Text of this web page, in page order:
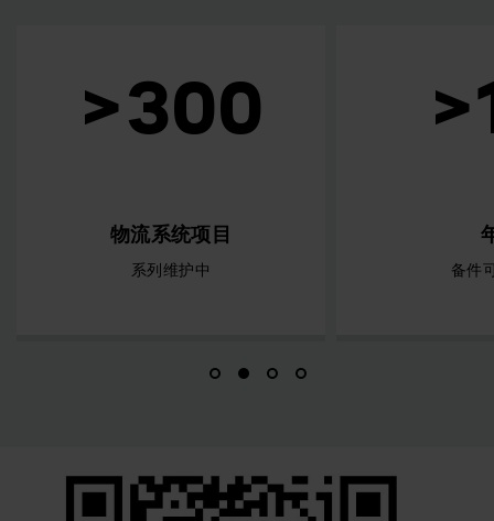
>10
年
备件可用性 365天无